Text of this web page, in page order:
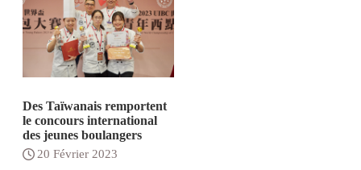
Des Taïwanais remportent
le concours international
des jeunes boulangers
20 Février 2023